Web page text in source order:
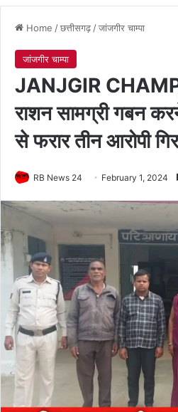
Home /छत्तीसगढ़/जांजगीर चाम्पा
जांजगीर चाम्पा
JANJGIR
राशन सामग्री गबन
से फरार तीन आरोपी
RB News 24 February 1, 2024